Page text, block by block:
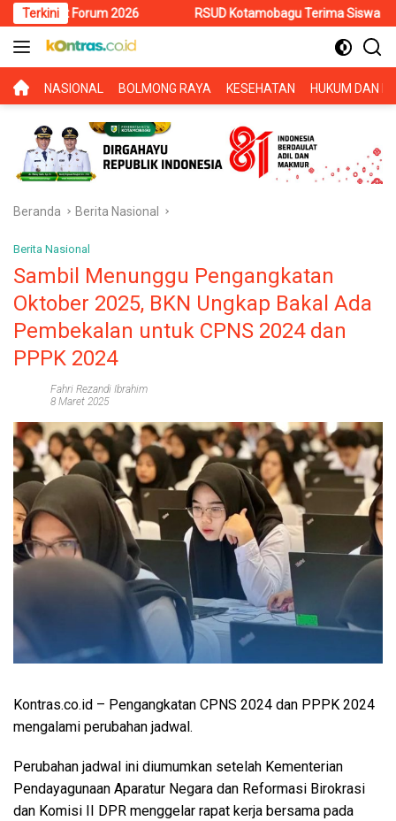
Langsung
ke
konten
Terkini
2026 RSUD Kotamobagu Terima Siswa PKL SMK
BERANDA
NASIONAL BOLMONG RAYA KESEHATAN HUKUM DAN
Beranda Berita Nasional
Berita Nasional
Sambil Menunggu Pengangkatan
Oktober 2025, BKN Ungkap Bakal Ada
Pembekalan untuk CPNS 2024 dan
PPPK 2024
Fahri Rezandi Ibrahim
8 Maret 2025
Kontras.co.id – Pengangkatan CPNS 2024 dan PPPK 2024
mengalami perubahan jadwal.
Perubahan jadwal ini diumumkan setelah Kementerian
Pendayagunaan Aparatur Negara dan Reformasi Birokrasi
dan Komisi II DPR menggelar rapat kerja bersama pada